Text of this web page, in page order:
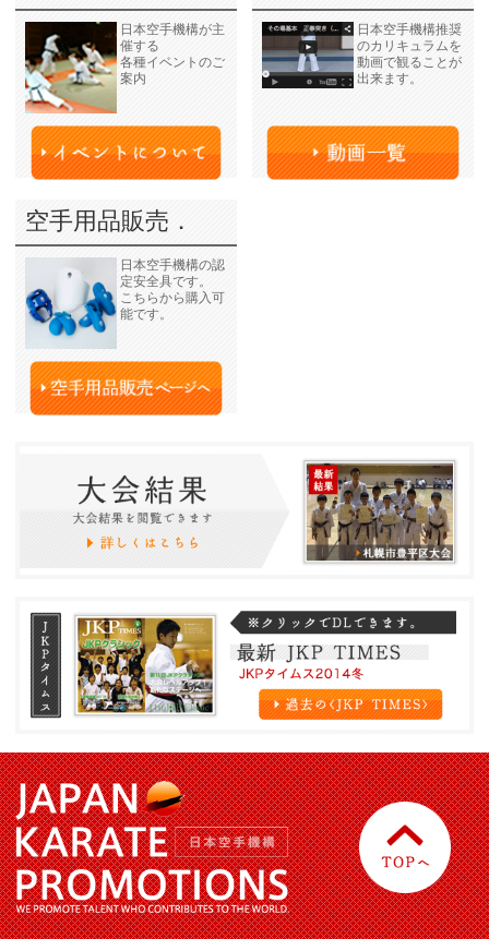
日本空手機構が主
催する
各種イベントのご
案内
日本空手機構推奨
のカリキュラムを
動画で観ることが
出来ます。
空手用品販売．
日本空手機構の認
定安全具です。
こちらから購入可
能です。